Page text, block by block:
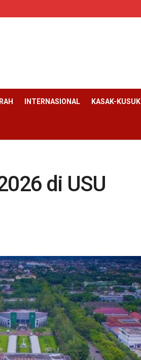
INTERNASIONAL KASAK-KUSUK
di USU